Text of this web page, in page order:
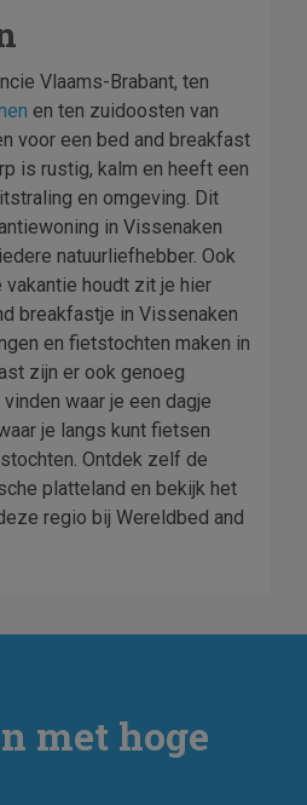
Vlaams-Brabant, ten
en ten zuidoosten van
voor een bed and breakfast
is rustig, kalm en heeft een
en omgeving. Dit
in Vissenaken
natuurliefhebber. Ook
houdt zit je hier
breakfastje in Vissenaken
en fietstochten maken in
zijn er ook genoeg
waar je een dagje
je langs kunt fietsen
Ontdek zelf de
platteland en bekijk het
regio bij Wereldbed and
met hoge